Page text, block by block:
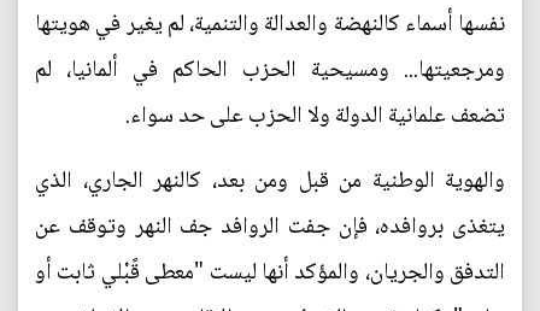
نفسها أسماء كالنهضة والعدالة والتنمية، لم يغير في هويتها
ومرجعيتها... ومسيحية الحزب الحاكم في ألمانيا، لم
تضعف علمانية الدولة ولا الحزب على حد سواء.
والهوية الوطنية من قبل ومن بعد، كالنهر الجاري، الذي
يتغذى بروافده، فإن جفت الروافد جف النهر وتوقف عن
التدفق والجريان، والمؤكد أنها ليست "معطى قًبْلي ثابت أو